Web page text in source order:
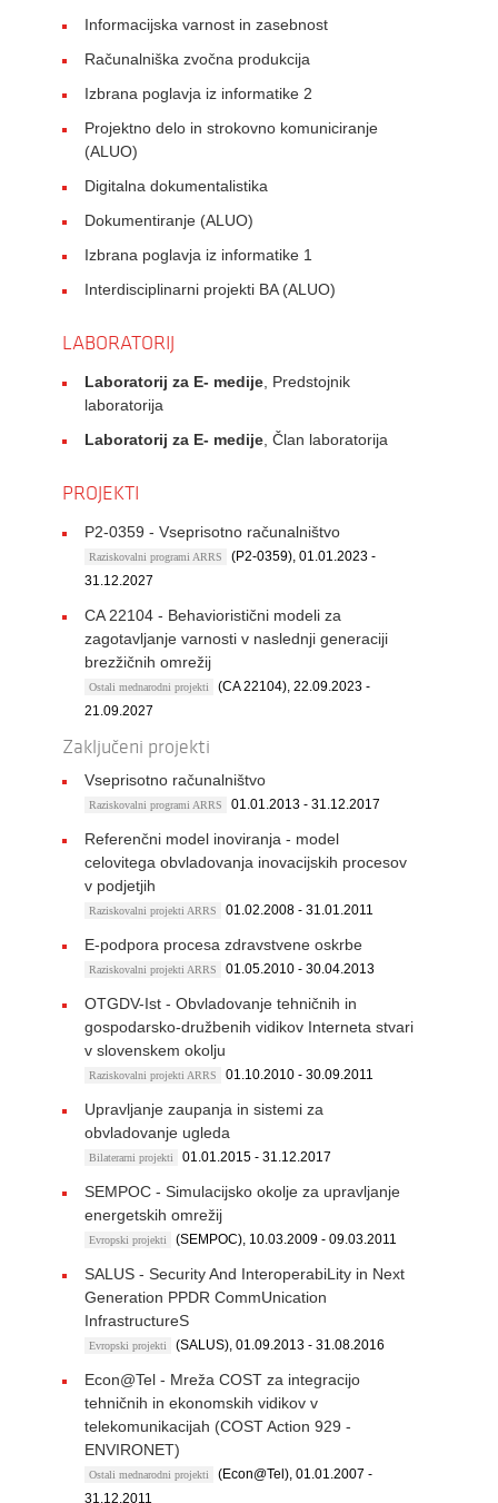
Informacijska varnost in zasebnost
Računalniška zvočna produkcija
Izbrana poglavja iz informatike 2
Projektno delo in strokovno komuniciranje
(ALUO)
Digitalna dokumentalistika
Dokumentiranje (ALUO)
Izbrana poglavja iz informatike 1
Interdisciplinarni projekti BA (ALUO)
LABORATORIJ
Laboratorij za E- medije , Predstojnik
laboratorija
Laboratorij za E- medije , Član laboratorija
PROJEKTI
P2-0359 - Vseprisotno računalništvo
Raziskovalni programi ARRS
(P2-0359), 01.01.2023 -
31.12.2027
CA 22104 - Behavioristični modeli za
zagotavljanje varnosti v naslednji generaciji
brezžičnih omrežij
Ostali mednarodni projekti
(CA 22104), 22.09.2023 -
21.09.2027
Zaključeni projekti
Vseprisotno računalništvo
Raziskovalni programi ARRS 01.01.2013 - 31.12.2017
Referenčni model inoviranja - model
celovitega obvladovanja inovacijskih procesov
v podjetjih
Raziskovalni projekti ARRS 01.02.2008 - 31.01.2011
E-podpora procesa zdravstvene oskrbe
Raziskovalni projekti ARRS 01.05.2010 - 30.04.2013
OTGDV-Ist - Obvladovanje tehničnih in
gospodarsko-družbenih vidikov Interneta stvari
v slovenskem okolju
Raziskovalni projekti ARRS 01.10.2010 - 30.09.2011
Upravljanje zaupanja in sistemi za
obvladovanje ugleda
Bilaterarni projekti 01.01.2015 - 31.12.2017
SEMPOC - Simulacijsko okolje za upravljanje
energetskih omrežij
Evropski projekti (SEMPOC), 10.03.2009 - 09.03.2011
SALUS - Security And InteroperabiLity in Next
Generation PPDR CommUnication
InfrastructureS
Evropski projekti (SALUS), 01.09.2013 - 31.08.2016
Econ@Tel - Mreža COST za integracijo
tehničnih in ekonomskih vidikov v
telekomunikacijah (COST Action 929 -
ENVIRONET)
Ostali mednarodni projekti
(Econ@Tel), 01.01.2007 -
31.12.2011